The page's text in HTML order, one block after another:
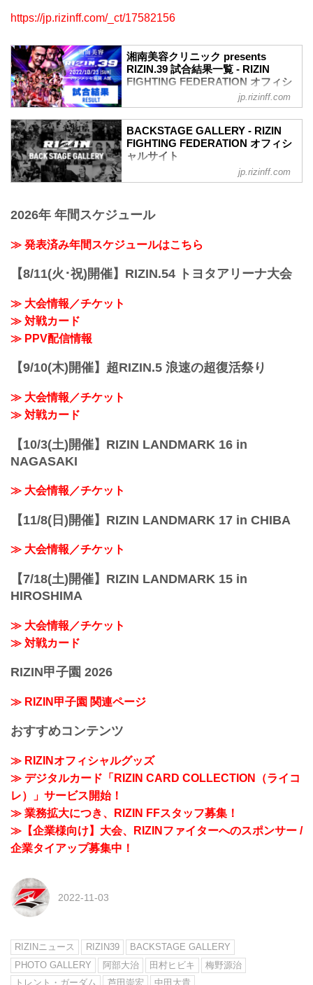
https://jp.rizinff.com/_ct/17582156
湘南美容クリニック presents
RIZIN.39 試合結果一覧 - RIZIN
FIGHTING FEDERATION オフィシ
久絢太郎 vs. クレベル・コイケ
RIZIN MMAルール：5分 3R（66.0kg）
（LOSE）牛久絢太郎 vs. クレベル・コイ
2R 1分29秒 SUB（タップアウト：三角絞
第11試合 ／スダリオ剛 vs. ヤノス・チュ
RIZIN MMAルール：5分 3R（120.0kg）
カス（LOSE）
jp.rizinff.com
BACKSTAGE GALLERY - RIZIN
FIGHTING FEDERATION オフィシ
ャルサイト
BACKSTAGE GALLERY の記事一覧 - 格
イジン ファイティング フェデレーショ
いきます。
jp.rizinff.com
2026年 年間スケジュール
≫ 発表済み年間スケジュールはこちら
【8/11(火･祝)開催】RIZIN.54 トヨタアリーナ大会
≫ 大会情報／チケット
≫ 対戦カード
≫ PPV配信情報
【9/10(木)開催】超RIZIN.5 浪速の超復活祭り
≫ 大会情報／チケット
≫ 対戦カード
【10/3(土)開催】RIZIN LANDMARK 16 in
NAGASAKI
≫ 大会情報／チケット
【11/8(日)開催】RIZIN LANDMARK 17 in CHIBA
≫ 大会情報／チケット
【7/18(土)開催】RIZIN LANDMARK 15 in
HIROSHIMA
≫ 大会情報／チケット
≫ 対戦カード
RIZIN甲子園 2026
≫ RIZIN甲子園 関連ページ
おすすめコンテンツ
≫ RIZINオフィシャルグッズ
≫ デジタルカード「RIZIN CARD COLLECTION（ライコ
レ）」サービス開始！
≫ 業務拡大につき、RIZIN FFスタッフ募集！
≫【企業様向け】大会、RIZINファイターへのスポンサー /
企業タイアップ募集中！
2022-11-03
RIZINニュース RIZIN39
BACKSTAGE GALLERY
PHOTO GALLERY
阿部大治 田村ヒビキ
梅野源治
トレント・ガーダム
芦田崇宏 中田大貴